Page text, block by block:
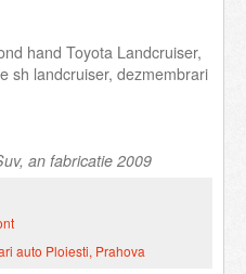
hand Toyota Landcruiser,
sh landcruiser, dezmembrari
an fabricatie 2009
auto Ploiesti, Prahova